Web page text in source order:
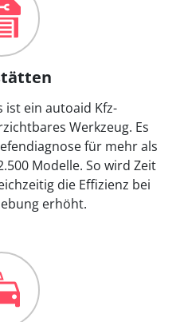
ein autoaid Kfz-
Werkzeug. Es
für mehr als
Modelle. So wird Zeit
die Effizienz bei
erhöht.